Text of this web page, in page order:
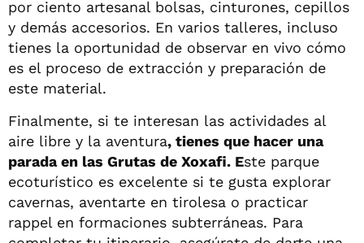
por ciento artesanal bolsas, cinturones, cepillos
y demás accesorios. En varios talleres, incluso
tienes la oportunidad de observar en vivo cómo
es el proceso de extracción y preparación de
este material.
Finalmente, si te interesan las actividades al
aire libre y la aventura, tienes que hacer una
parada en las Grutas de Xoxafi. Este parque
ecoturístico es excelente si te gusta explorar
cavernas, aventarte en tirolesa o practicar
rappel en formaciones subterráneas. Para